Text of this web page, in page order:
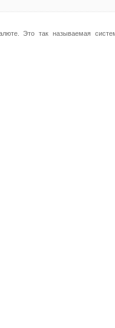
Это так называемая